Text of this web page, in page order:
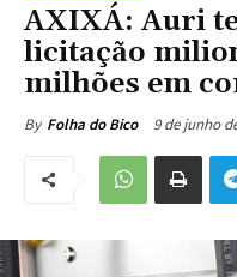
AXIXÁ: Auri
licitação
milhões em
By Folha do Bico 9 de junho